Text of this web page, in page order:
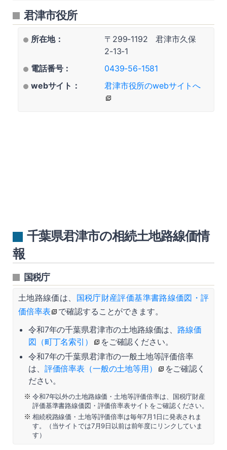
君津市役所
所在地：
〒299-1192 君津市久保
2-13-1
電話番号：
0439-56-1581
webサイト：
君津市役所のwebサイトへ
千葉県君津市の相続土地路線価情
報
国税庁
土地路線価は、 国税庁財産評価基準書路線価図・評
価倍率表
で確認することができます。
令和7年の千葉県君津市の土地路線価は、 路線価
図（町丁名索引）
をご確認ください。
令和7年の千葉県君津市の一般土地等評価倍率
は、 評価倍率表（一般の土地等用）
をご確認く
ださい。
令和7年以外の土地路線価・土地等評価倍率は、国税庁財産
評価基準書路線価図・評価倍率表サイトをご確認ください。
相続税路線価・土地等評価倍率は毎年7月1日に発表されま
す。（当サイトでは7月9日以前は前年度にリンクしていま
す）